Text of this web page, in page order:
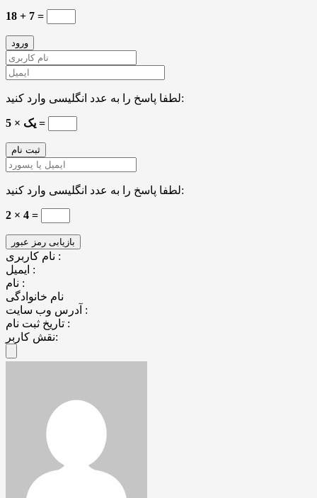
18 + 7 =
لطفا پاسخ را به عدد انگلیسی وارد کنید:
5 × یک =
لطفا پاسخ را به عدد انگلیسی وارد کنید:
2 × 4 =
نام کاربری :
ایمیل :
نام :
نام خانوادگی
آدرس وب سایت :
تاریخ ثبت نام :
نقش کاربر: